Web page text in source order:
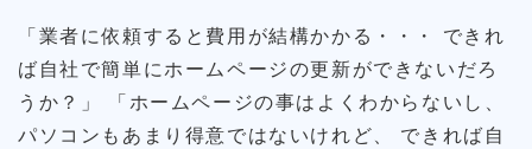
「業者に依頼すると費用が結構かかる・・・ できれ
ば自社で簡単にホームページの更新ができないだろ
うか？」 「ホームページの事はよくわからないし、
パソコンもあまり得意ではないけれど、 できれば自